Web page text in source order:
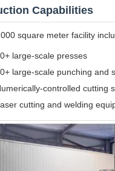
Capabilities
square meter facility
large-scale presses
large-scale punching and
controlled cutting
cutting and welding